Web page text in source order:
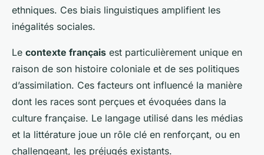
ethniques. Ces biais linguistiques amplifient les
inégalités sociales.
Le contexte français est particulièrement unique en
raison de son histoire coloniale et de ses politiques
d’assimilation. Ces facteurs ont influencé la manière
dont les races sont perçues et évoquées dans la
culture française. Le langage utilisé dans les médias
et la littérature joue un rôle clé en renforçant, ou en
challengeant, les préjugés existants.